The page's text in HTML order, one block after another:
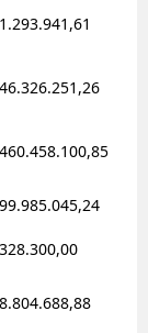
1.293.941,61
46.326.251,26
460.458.100,85
99.985.045,24
328.300,00
8.804.688,88